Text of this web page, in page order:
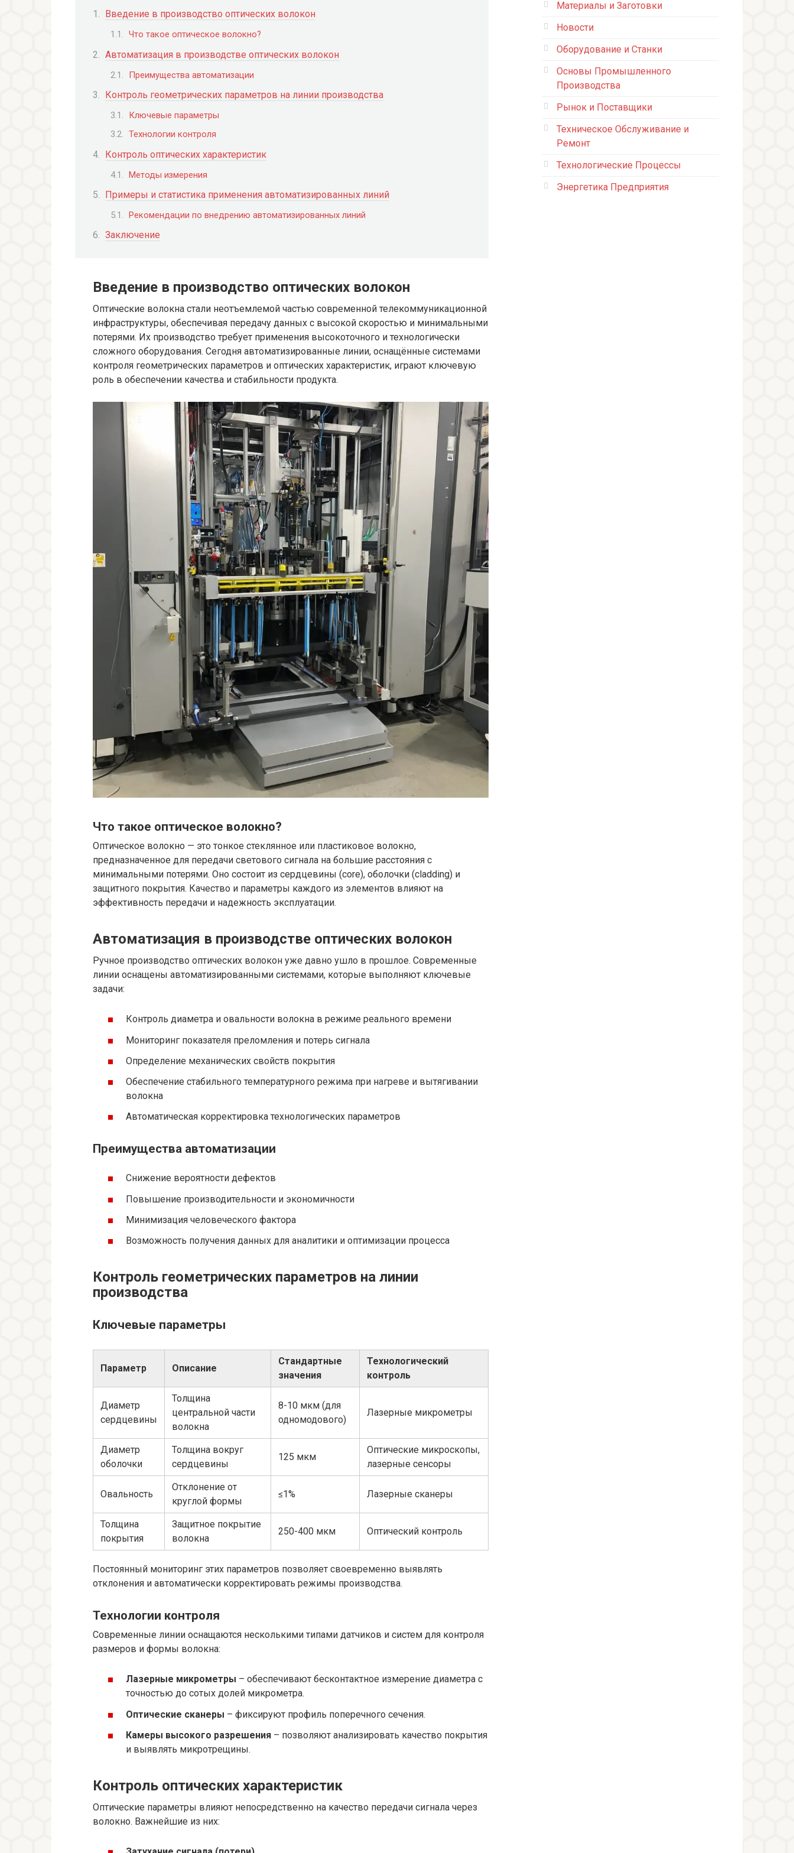
Введение в производство оптических волокон
Что такое оптическое волокно?
Автоматизация в производстве оптических волокон
Преимущества автоматизации
Контроль геометрических параметров на линии производства
Ключевые параметры
Технологии контроля
Контроль оптических характеристик
Методы измерения
Примеры и статистика применения автоматизированных линий
Рекомендации по внедрению автоматизированных линий
Заключение
Введение в производство оптических волокон
Оптические волокна стали неотъемлемой частью современной телекоммуникационной
инфраструктуры, обеспечивая передачу данных с высокой скоростью и минимальными
потерями. Их производство требует применения высокоточного и технологически
сложного оборудования. Сегодня автоматизированные линии, оснащённые системами
контроля геометрических параметров и оптических характеристик, играют ключевую
роль в обеспечении качества и стабильности продукта.
Что такое оптическое волокно?
Оптическое волокно — это тонкое стеклянное или пластиковое волокно,
предназначенное для передачи светового сигнала на большие расстояния с
минимальными потерями. Оно состоит из сердцевины (core), оболочки (cladding) и
защитного покрытия. Качество и параметры каждого из элементов влияют на
эффективность передачи и надежность эксплуатации.
Автоматизация в производстве оптических волокон
Ручное производство оптических волокон уже давно ушло в прошлое. Современные
линии оснащены автоматизированными системами, которые выполняют ключевые
задачи:
Контроль диаметра и овальности волокна в режиме реального времени
Мониторинг показателя преломления и потерь сигнала
Определение механических свойств покрытия
Обеспечение стабильного температурного режима при нагреве и вытягивании
волокна
Автоматическая корректировка технологических параметров
Преимущества автоматизации
Снижение вероятности дефектов
Повышение производительности и экономичности
Минимизация человеческого фактора
Возможность получения данных для аналитики и оптимизации процесса
Контроль геометрических параметров на линии
производства
Ключевые параметры
Параметр Описание
Стандартные
значения
Технологический
контроль
Диаметр
сердцевины
Толщина
центральной части
волокна
8-10 мкм (для
одномодового)
Лазерные микрометры
Диаметр
оболочки
Толщина вокруг
сердцевины
125 мкм
Оптические микроскопы,
лазерные сенсоры
Овальность
Отклонение от
круглой формы
≤1% Лазерные сканеры
Толщина
покрытия
Защитное покрытие
волокна
250-400 мкм Оптический контроль
Постоянный мониторинг этих параметров позволяет своевременно выявлять
отклонения и автоматически корректировать режимы производства.
Технологии контроля
Современные линии оснащаются несколькими типами датчиков и систем для контроля
размеров и формы волокна:
Лазерные микрометры – обеспечивают бесконтактное измерение диаметра с
точностью до сотых долей микрометра.
Оптические сканеры – фиксируют профиль поперечного сечения.
Камеры высокого разрешения – позволяют анализировать качество покрытия
и выявлять микротрещины.
Контроль оптических характеристик
Оптические параметры влияют непосредственно на качество передачи сигнала через
волокно. Важнейшие из них:
Материалы и Заготовки
Новости
Оборудование и Станки
Основы Промышленного
Производства
Рынок и Поставщики
Техническое Обслуживание и
Ремонт
Технологические Процессы
Энергетика Предприятия